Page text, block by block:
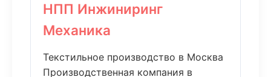
НПП Инжиниринг
Механика
Текстильное производство в Москва
Производственная компания в